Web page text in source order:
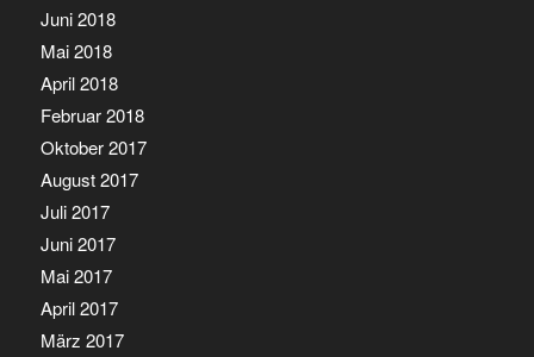
Juni 2018
Mai 2018
April 2018
Februar 2018
Oktober 2017
August 2017
Juli 2017
Juni 2017
Mai 2017
April 2017
März 2017